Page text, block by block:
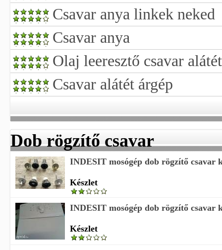
Csavar anya linkek neked
Csavar anya
Olaj leeresztő csavar alátét
Csavar alátét árgép
Dob rögzítő csavar
INDESIT mosógép dob rögzítő csavar
Készlet
INDESIT mosógép dob rögzítő csavar
Készlet